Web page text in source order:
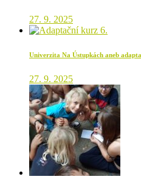
27. 9. 2025
Univerzita Na Ústupkách aneb
27. 9. 2025